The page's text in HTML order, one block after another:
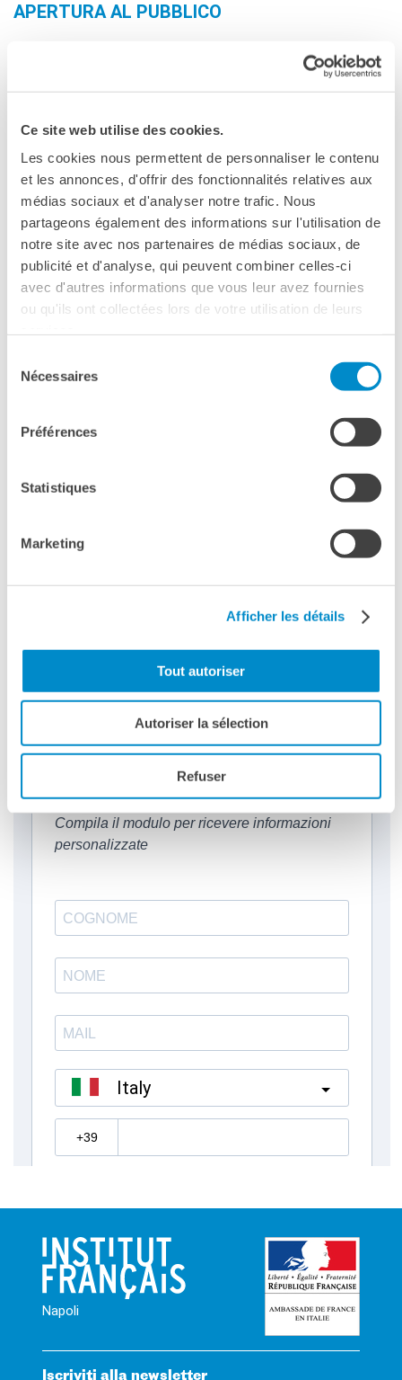
Ce site web utilise des cookies.
Les cookies nous permettent de personnaliser le contenu
et les annonces, d'offrir des fonctionnalités relatives aux
médias sociaux et d'analyser notre trafic. Nous
partageons également des informations sur l'utilisation de
notre site avec nos partenaires de médias sociaux, de
publicité et d'analyse, qui peuvent combiner celles-ci
avec d'autres informations que vous leur avez fournies
ou qu'ils ont collectées lors de votre utilisation de leurs
Nécessaires
Préférences
Statistiques
Marketing
Afficher les détails
Tout autoriser
Autoriser la sélection
Refuser
bibliografica
Cooperazione
Studiare in Francia
CHI SIAMO
L'équipe
Contatti
IF Italia
Carta / Tessera socio
I nostri partner
Diventare sponsor
Certificazione ISO UNI EN
9001: 2015
APERTURA AL PUBBLICO
10.00-13.00 | 14.30-18.30
RITIRO DIPLOMI
lunedì, martedì e mercoledì, 10.00-13.00 | 14.30-18.30
CONTATTI
tel. 081 761 62 62, interno 2
corsi-napoli@institutfrancais.it
email esami:esami-napoli@institutfrancais.it
Mediateca
martedì & giovedì
sabatoore 9 - 13
Richiedi informazioni sui corsi di francese
Napoli
Iscriviti alla newsletter